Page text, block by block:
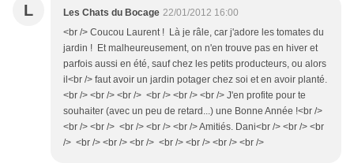
L Les Chats du Bocage 22/01/2012 16:00
<br /> Coucou Laurent ! Là je râle, car j'adore les tomates du
jardin ! Et malheureusement, on n'en trouve pas en hiver et
parfois aussi en été, sauf chez les petits producteurs, ou alors
il<br /> faut avoir un jardin potager chez soi et en avoir planté.
<br /> <br /> <br /> <br /> <br /> <br /> J'en profite pour te
souhaiter (avec un peu de retard...) une Bonne Année !<br />
<br /> <br /> <br /> <br /> <br /> Amitiés. Dani<br /> <br /> <br
/> <br /> <br /> <br /> <br /> <br /> <br /> <br />